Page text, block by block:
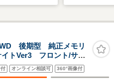
スマートキ
ETC 純正15
アルミ オー
ーム
後期型 純正メモリ
トVer3 フロント/サイ
前後席シートヒータ
パワーシート ドラレ
オンライン相談可 360°画像付